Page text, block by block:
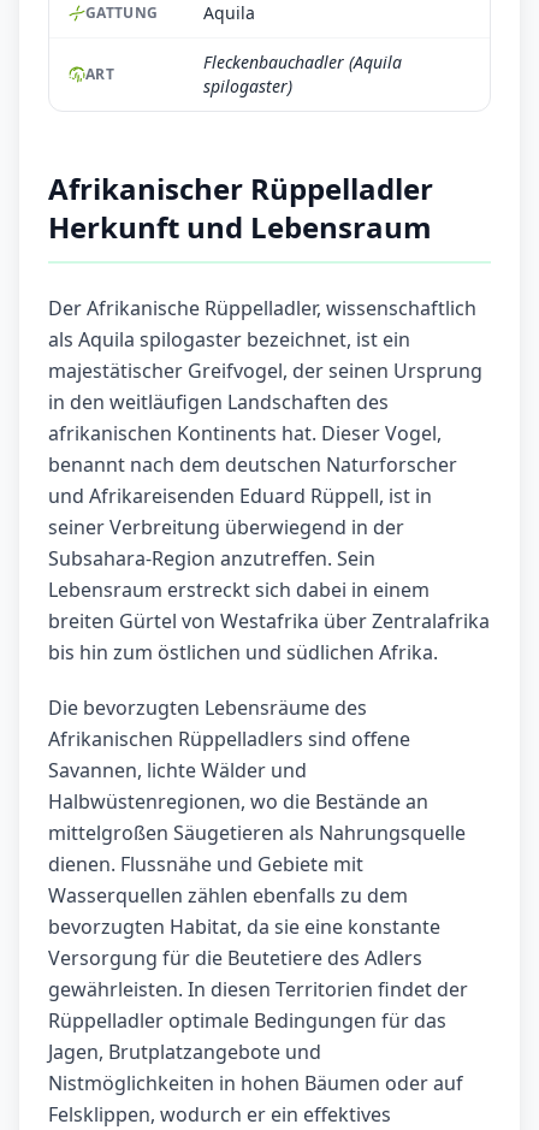
GATTUNG Aquila
ART
Fleckenbauchadler (Aquila
spilogaster)
Afrikanischer Rüppelladler
Herkunft und Lebensraum
Der Afrikanische Rüppelladler, wissenschaftlich
als Aquila spilogaster bezeichnet, ist ein
majestätischer Greifvogel, der seinen Ursprung
in den weitläufigen Landschaften des
afrikanischen Kontinents hat. Dieser Vogel,
benannt nach dem deutschen Naturforscher
und Afrikareisenden Eduard Rüppell, ist in
seiner Verbreitung überwiegend in der
Subsahara-Region anzutreffen. Sein
Lebensraum erstreckt sich dabei in einem
breiten Gürtel von Westafrika über Zentralafrika
bis hin zum östlichen und südlichen Afrika.
Die bevorzugten Lebensräume des
Afrikanischen Rüppelladlers sind offene
Savannen, lichte Wälder und
Halbwüstenregionen, wo die Bestände an
mittelgroßen Säugetieren als Nahrungsquelle
dienen. Flussnähe und Gebiete mit
Wasserquellen zählen ebenfalls zu dem
bevorzugten Habitat, da sie eine konstante
Versorgung für die Beutetiere des Adlers
gewährleisten. In diesen Territorien findet der
Rüppelladler optimale Bedingungen für das
Jagen, Brutplatzangebote und
Nistmöglichkeiten in hohen Bäumen oder auf
Felsklippen, wodurch er ein effektives